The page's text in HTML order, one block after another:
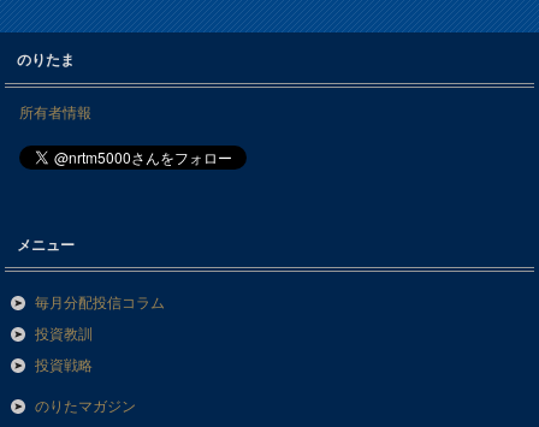
のりたま
所有者情報
メニュー
毎月分配投信コラム
投資教訓
投資戦略
のりたマガジン